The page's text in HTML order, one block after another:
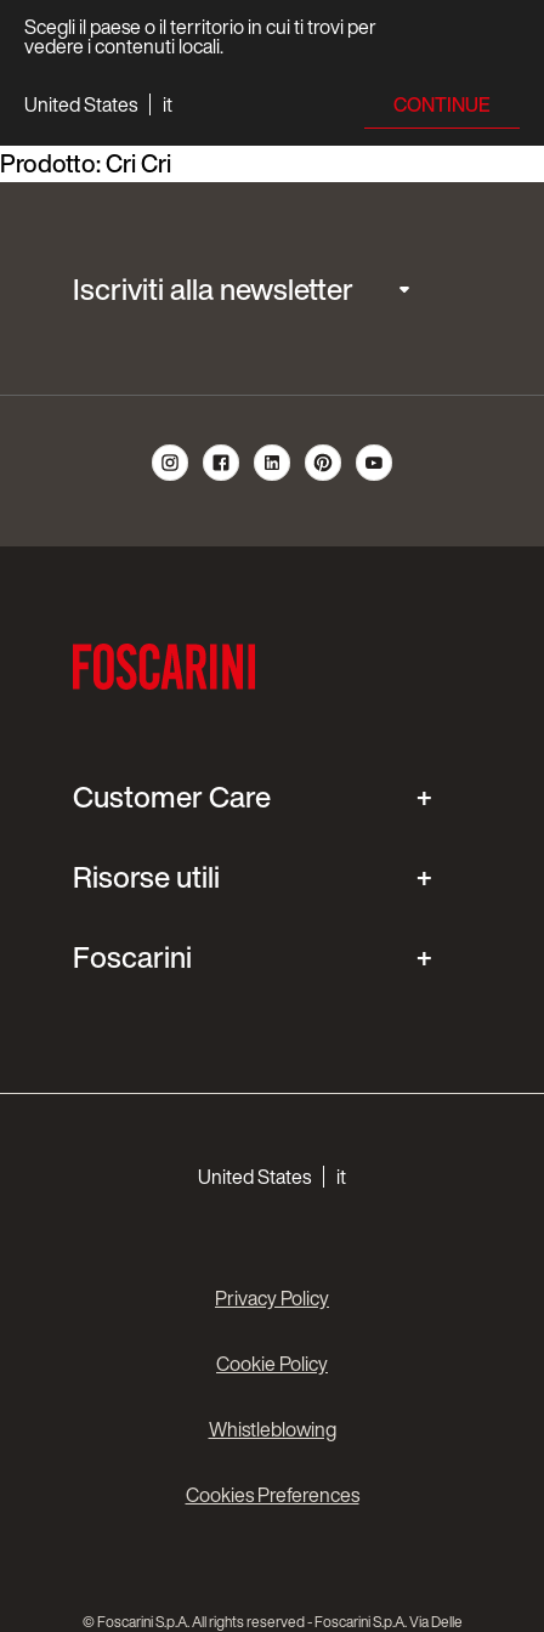
Scegli il paese o il territorio in cui ti trovi per
vedere i contenuti locali.
United States
it CONTINUE
Prodotto:Cri Cri
Iscriviti alla newsletter
Customer Care
Risorse utili
Foscarini
United States it
Privacy Policy
Cookie Policy
Whistleblowing
Cookies Preferences
© Foscarini S.p.A. All rights reserved - Foscarini S.p.A. Via Delle